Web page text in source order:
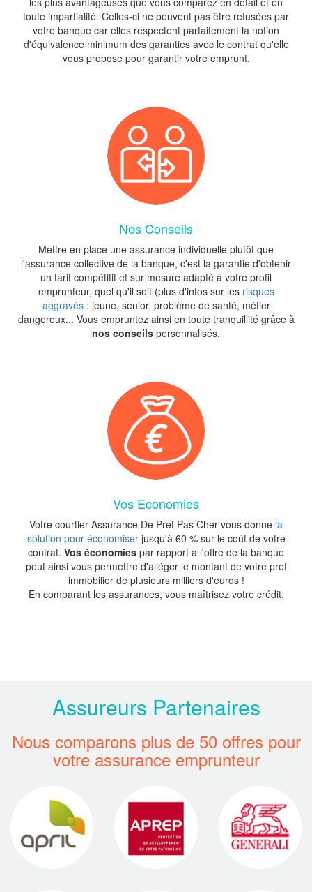
toute impartialité. Celles-ci ne peuvent pas être refusées par
votre banque car elles respectent parfaitement la notion
d'équivalence minimum des garanties avec le contrat qu'elle
vous propose pour garantir votre emprunt.
Nos Conseils
Mettre en place une assurance individuelle plutôt que
l'assurance collective de la banque, c'est la garantie d'obtenir
un tarif compétitif et sur mesure adapté à votre profil
emprunteur, quel qu'il soit (plus d'infos sur les risques
aggravés : jeune, senior, problème de santé, métier
dangereux... Vous empruntez ainsi en toute tranquillité grâce à
nos conseils personnalisés.
Vos Economies
Votre courtier Assurance De Pret Pas Cher vous donne la
solution pour économiserjusqu'à 60 % sur le coût de votre
contrat. Vos économies par rapport à l'offre de la banque
peut ainsi vous permettre d'alléger le montant de votre pret
immobilier de plusieurs milliers d'euros !
En comparant les assurances, vous maîtrisez votre crédit.
Assureurs Partenaires
Nous comparons plus de 50 offres pour
votre assurance emprunteur